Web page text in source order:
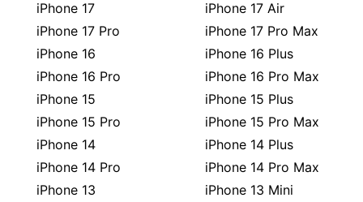
iPhone 17
iPhone 17 Air
iPhone 17 Pro
iPhone 17 Pro Max
iPhone 16
iPhone 16 Plus
iPhone 16 Pro
iPhone 16 Pro Max
iPhone 15
iPhone 15 Plus
iPhone 15 Pro
iPhone 15 Pro Max
iPhone 14
iPhone 14 Plus
iPhone 14 Pro
iPhone 14 Pro Max
iPhone 13
iPhone 13 Mini